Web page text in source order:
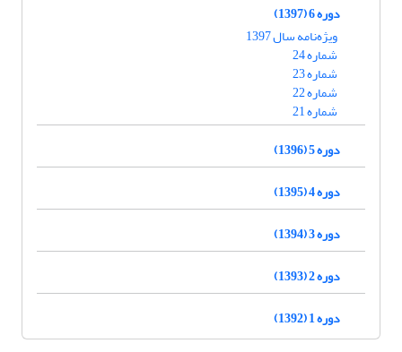
دوره 6 (1397)
ویژه‌نامه سال 1397
شماره 24
شماره 23
شماره 22
شماره 21
دوره 5 (1396)
دوره 4 (1395)
دوره 3 (1394)
دوره 2 (1393)
دوره 1 (1392)